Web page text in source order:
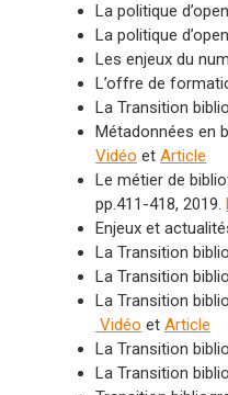
La politique
La politique
Les enjeux du
L’offre de
La Transition
Métadonnées en
Vidéo etArticle
Le métier de
pp.411-418, 2019.
Enjeux et
La Transition
La Transition
La Transition
Vidéo etArticle
La Transition
La Transition